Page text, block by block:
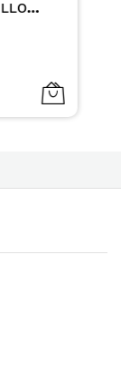
PARA
1000ML